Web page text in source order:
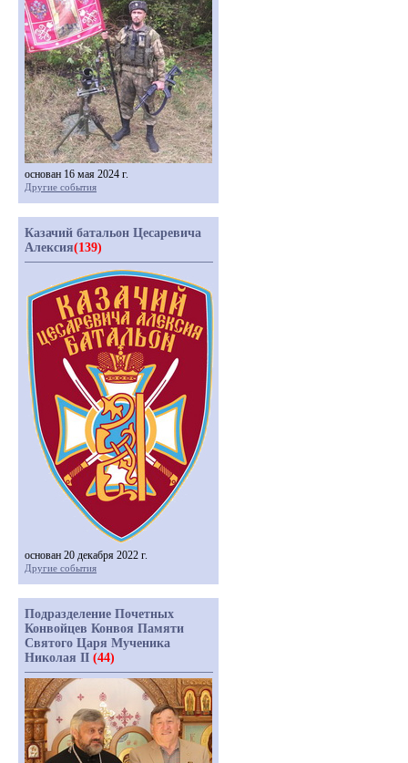
основан 16 мая 2024 г.
Другие события
Казачий батальон Цесаревича
Алексия(139)
основан 20 декабря 2022 г.
Другие события
Подразделение Почетных
Конвойцев Конвоя Памяти
Святого Царя Мученика
Николая II (44)